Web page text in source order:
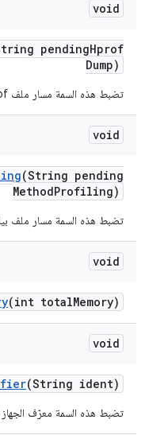
void
pendingHprof
Dump)
تضبط هذه السمة مسار ملف hprof الذي تتم كتابته على الجهاز
void
(String pending
MethodProfiling)
تضبط هذه السمة مسار ملف
void
(int totalMemory)
void
(String ident)
تضبط هذه السمة معرّف الجهاز